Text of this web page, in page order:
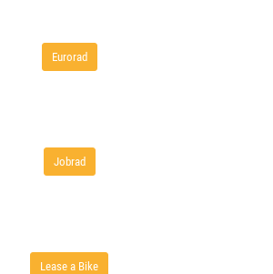
Eurorad
Jobrad
Lease a Bike